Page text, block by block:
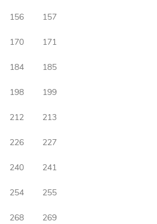
156 157
170 171
184 185
198 199
212 213
226 227
240 241
254 255
268 269